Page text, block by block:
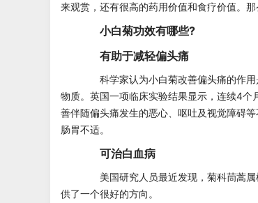
来观赏，还有很高的药用价值和食疗价值。
小白菊功效有哪些?
有助于减轻偏头痛
科学家认为小白菊改善偏头痛的作用
物质。英国一项临床实验结果显示，连续4
善伴随偏头痛发生的恶心、呕吐及视觉障碍
肠胃不适。
可治白血病
美国研究人员最近发现，菊科茼蒿属
供了一个很好的方向。